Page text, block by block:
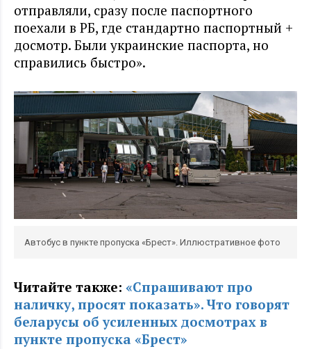
отправляли, сразу после паспортного
поехали в РБ, где стандартно паспортный +
досмотр. Были украинские паспорта, но
справились быстро».
Автобус в пункте пропуска «Брест». Иллюстративное фото
Читайте также: «Спрашивают про
наличку, просят показать». Что говорят
беларусы об усиленных досмотрах в
пункте пропуска «Брест»